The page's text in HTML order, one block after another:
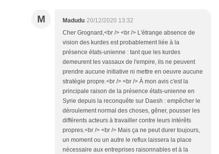
M Madudu 20/12/2020 13:32
Cher Grognard,<br /> <br /> L'étrange absence de
vision des kurdes est probablement liée à la
présence états-unienne : tant que les kurdes
demeurent les vassaux de l'empire, ils ne peuvent
prendre aucune initiative ni mettre en oeuvre aucune
stratégie propre.<br /> <br /> À mon avis c'est la
principale raison de la présence états-unienne en
Syrie depuis la reconquête sur Daesh : empêcher le
déroulement normal des choses, gêner, pousser les
différents acteurs à travailler contre leurs intérêts
propres.<br /> <br /> Mais ça ne peut durer toujours,
un moment ou un autre le reflux laissera la place
nécessaire aux entreprises raisonnables et à la